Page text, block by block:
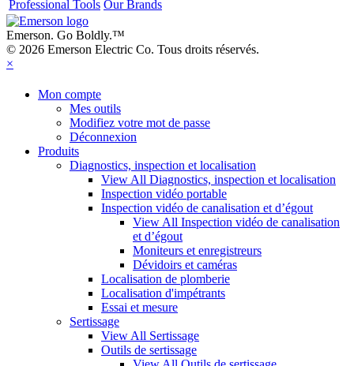
Professional Tools Our Brands
Emerson. Go Boldly.™
© 2026 Emerson Electric Co. Tous droits réservés.
×
Mon compte
Mes outils
Modifiez votre mot de passe
Déconnexion
Produits
Diagnostics, inspection et localisation
View All Diagnostics, inspection et localisation
Inspection vidéo portable
Inspection vidéo de canalisation et d’égout
View All Inspection vidéo de canalisation
et d’égout
Moniteurs et enregistreurs
Dévidoirs et caméras
Localisation de plomberie
Localisation d'impétrants
Essai et mesure
Sertissage
View All Sertissage
Outils de sertissage